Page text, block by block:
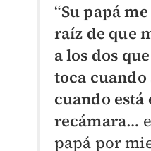
“Su papá
raíz de que
a los dos
toca cuando
cuando está
recámara…
papá por